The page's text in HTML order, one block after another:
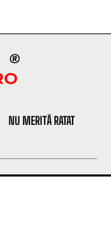
NU MERITĂ RATAT